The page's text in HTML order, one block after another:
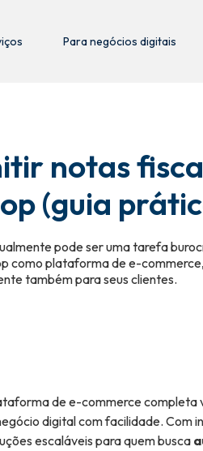
Para negócios digitais
notas
(guia
pode ser uma tarefa
como plataforma de e-
também para seus clientes.
de e-commerce
digital com facilidade.
escaláveis para quem busca